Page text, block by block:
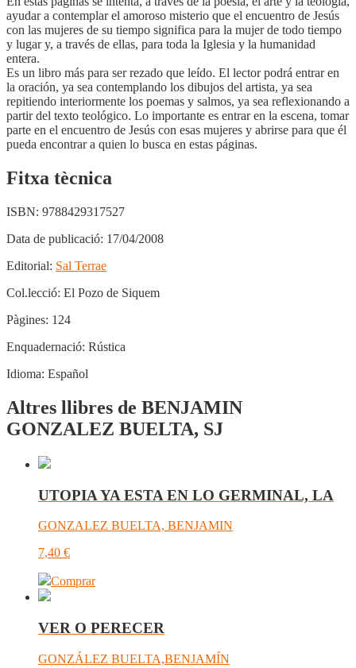
ayudar a contemplar el amoroso misterio que el encuentro de Jesús
con las mujeres de su tiempo significa para la mujer de todo tiempo
y lugar y, a través de ellas, para toda la Iglesia y la humanidad
entera.
Es un libro más para ser rezado que leído. El lector podrá entrar en
la oración, ya sea contemplando los dibujos del artista, ya sea
repitiendo interiormente los poemas y salmos, ya sea reflexionando a
partir del texto teológico. Lo importante es entrar en la escena, tomar
parte en el encuentro de Jesús con esas mujeres y abrirse para que él
pueda encontrar a quien lo busca en estas páginas.
Fitxa tècnica
ISBN: 9788429317527
Data de publicació: 17/04/2008
Editorial: Sal Terrae
Col.lecció: El Pozo de Siquem
Pàgines: 124
Enquadernació: Rústica
Idioma: Español
Altres llibres de BENJAMIN
GONZALEZ BUELTA, SJ
UTOPIA YA ESTA EN LO GERMINAL, LA
GONZALEZ BUELTA, BENJAMIN
7,40 €
Comprar
VER O PERECER
GONZÁLEZ BUELTA,BENJAMÍN